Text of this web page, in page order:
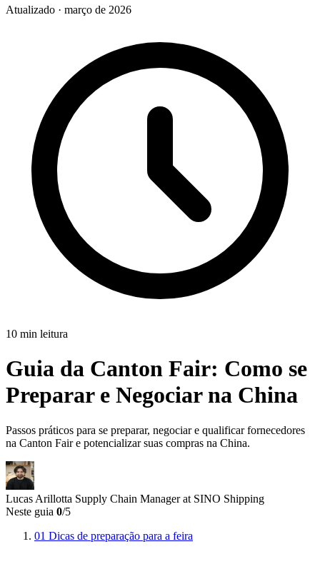
Atualizado · março de 2026
10 min leitura
Guia da Canton Fair: Como se
Preparar e Negociar na China
Passos práticos para se preparar, negociar e qualificar fornecedores
na Canton Fair e potencializar suas compras na China.
Lucas Arillotta Supply Chain Manager at SINO Shipping
Neste guia 0/5
01 Dicas de preparação para a feira